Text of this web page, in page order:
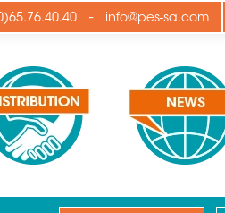
- info@pes-sa.com